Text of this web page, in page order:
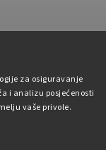
za osiguravanje
i analizu posjećenosti
vaše privole.